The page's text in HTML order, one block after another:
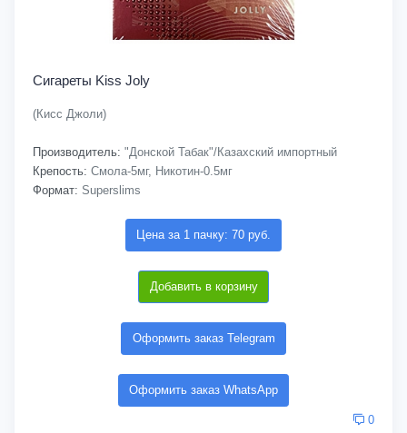
Сигареты Kiss Joly
(Кисс Джоли)
Производитель: "Донской Табак"/Казахский импортный
Крепость: Смола-5мг, Никотин-0.5мг
Формат: Superslims
Цена за 1 пачку: 70 руб.
Добавить в корзину
Оформить заказ Telegram
Оформить заказ WhatsApp
0